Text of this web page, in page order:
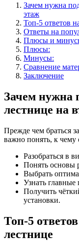
Зачем нужна
этаж
Топ-5 ответов
Ответы на
Плюсы и
Плюсы:
Минусы:
Сравнение
Заключение
Зачем нужна
лестнице на
Прежде чем браться
важно понять, к чему
Разобраться в
Понять основы
Выбрать
Узнать
Получить
установки.
Топ-5
лестнице